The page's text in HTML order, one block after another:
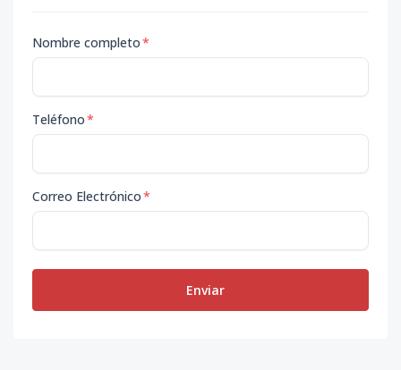
Nombre completo*
Teléfono*
Correo Electrónico*
Enviar